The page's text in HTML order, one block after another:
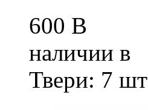
600 В
наличии в
Твери: 7 шт